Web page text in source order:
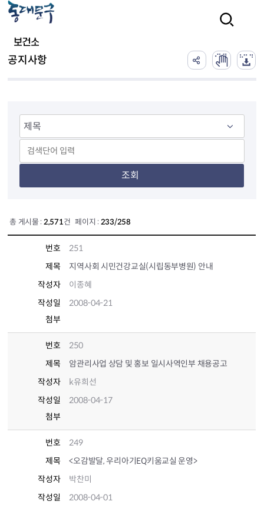
보건소
공지사항
조회
총 게시물 : 2,571건 페이지 : 233/258
번호
251
제목
지역사회 시민건강교실(시립동부병원) 안내
작성자
이종혜
작성일
2008-04-21
첨부
번호
250
제목
암관리사업 상담 및 홍보 일시사역인부 채용공고
작성자
k유희선
작성일
2008-04-17
첨부
번호
249
제목
<오감발달, 우리아기EQ키움교실 운영>
작성자
박찬미
작성일
2008-04-01